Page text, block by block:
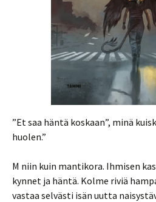
”Et saa häntä koskaan”, minä
huolen.”
M niin kuin mantikora. Ihmisen
kynnet ja häntä. Kolme riviä
vastaa selvästi isän uutta